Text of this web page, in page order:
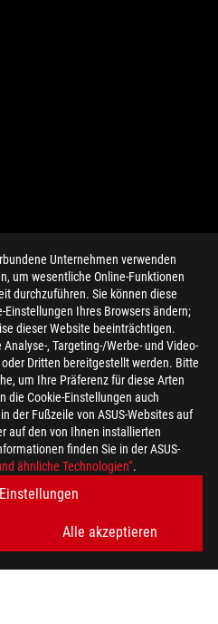
Unternehmen verwenden
um wesentliche Online-Funktionen
durchzuführen. Sie können diese
Ihres Browsers ändern;
dieser Website beeinträchtigen.
, Targeting-/Werbe- und Video-
oder Dritten bereitgestellt werden. Bitte
um Ihre Präferenz für diese Arten
die Cookie-Einstellungen auch
der Fußzeile von ASUS-Websites auf
auf den von Ihnen installierten
finden Sie in der ASUS-
ähnliche Technologien“.
Alle akzeptieren
F GAMING
UND MEHR